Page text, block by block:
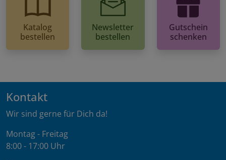
Katalog
bestellen
Newsletter
bestellen
Gutschein
schenken
Kontakt
Wir sind gerne für Dich da!
Montag - Freitag
8:00 - 17:00 Uhr